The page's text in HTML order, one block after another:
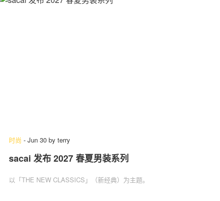
时尚 - Jun 30 by terry
sacai 发布 2027 春夏男装系列
以「THE NEW CLASSICS」（新经典）为主题。